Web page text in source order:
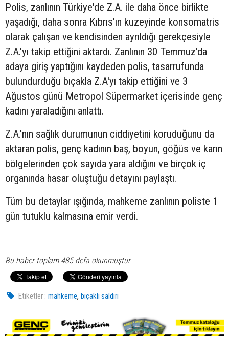
Polis, zanlının Türkiye'de Z.A. ile daha önce birlikte
yaşadığı, daha sonra Kıbrıs'ın kuzeyinde konsomatris
olarak çalışan ve kendisinden ayrıldığı gerekçesiyle
Z.A.'yı takip ettiğini aktardı. Zanlının 30 Temmuz'da
adaya giriş yaptığını kaydeden polis, tasarrufunda
bulundurduğu bıçakla Z.A'yı takip ettiğini ve 3
Ağustos günü Metropol Süpermarket içerisinde genç
kadını yaraladığını anlattı.
Z.A.'nın sağlık durumunun ciddiyetini koruduğunu da
aktaran polis, genç kadının baş, boyun, göğüs ve karın
bölgelerinden çok sayıda yara aldığını ve birçok iç
organında hasar oluştuğu detayını paylaştı.
Tüm bu detaylar ışığında, mahkeme zanlının poliste 1
gün tutuklu kalmasına emir verdi.
Bu haber toplam 485 defa okunmuştur
Etiketler : mahkeme,bıçaklı saldırı